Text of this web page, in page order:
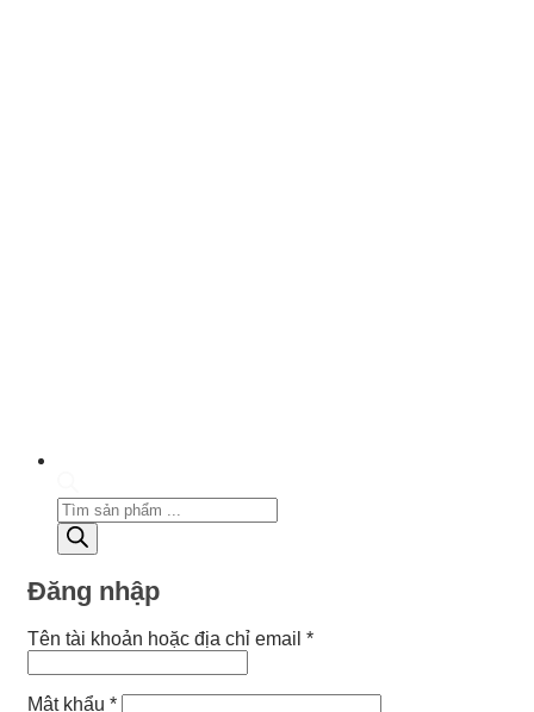
Tìm
kiếm
sản
Đăng nhập
Tên tài khoản hoặc địa chỉ email *Bắt
Mật khẩu *Bắt